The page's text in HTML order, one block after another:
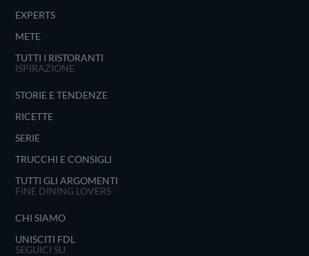
EXPERTS
METE
TUTTI I RISTORANTI
ISPIRAZIONE
STORIE E TENDENZE
RICETTE
SERIE
TRUCCHI E CONSIGLI
TUTTI GLI ARGOMENTI
FINE DINING LOVERS
CHI SIAMO
UNISCITI FDL
SEGUICI SU